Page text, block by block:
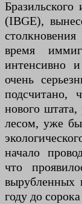
Бразильского
(IBGE),
время
интенсивно
очень
подсчитано,
нового
лесом, уже
начало
что
вырубленных
году до